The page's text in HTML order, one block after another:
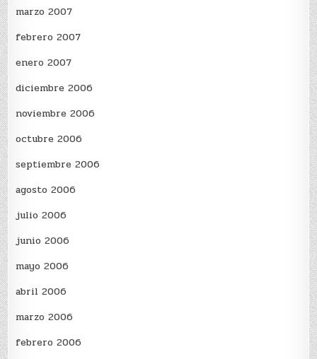
marzo 2007
febrero 2007
enero 2007
diciembre 2006
noviembre 2006
octubre 2006
septiembre 2006
agosto 2006
julio 2006
junio 2006
mayo 2006
abril 2006
marzo 2006
febrero 2006